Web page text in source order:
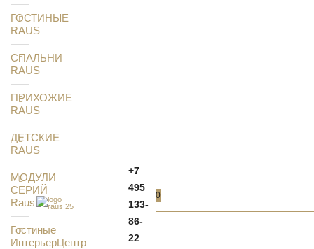
ГОСТИНЫЕ
RAUS
СПАЛЬНИ
RAUS
ПРИХОЖИЕ
RAUS
ДЕТСКИЕ
RAUS
МОДУЛИ
СЕРИЙ
Raus
Гостиные
ИнтерьерЦентр
+7
495
133-
86-
22
0